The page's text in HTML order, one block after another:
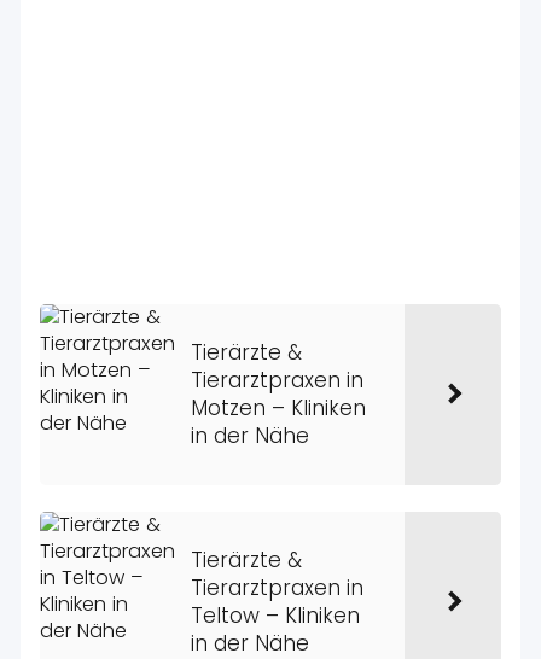
Tierärzte &
Tierarztpraxen in
Motzen – Kliniken
in der Nähe
Tierärzte &
Tierarztpraxen in
Teltow – Kliniken
in der Nähe